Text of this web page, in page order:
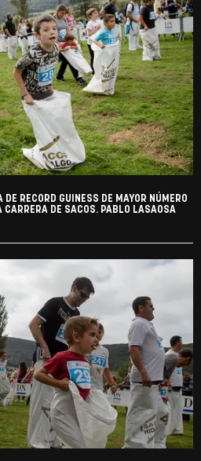
DE RECORD GUINESS DE MAYOR NÚMERO
CARRERA DE SACOS. PABLO LASAOSA